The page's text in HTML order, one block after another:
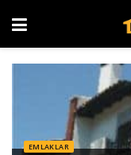
EMLAKLAR